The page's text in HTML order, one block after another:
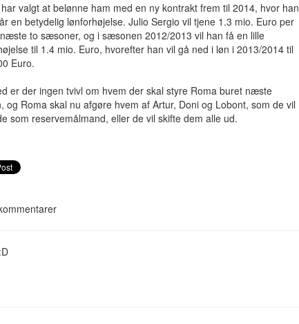
valgt at belønne ham med en ny kontrakt frem til 2014, hvor han
en betydelig lønforhøjelse. Julio Sergio vil tjene 1.3 mio. Euro per
to sæsoner, og i sæsonen 2012/2013 vil han få en lille
til 1.4 mio. Euro, hvorefter han vil gå ned i løn i 2013/2014 til
Euro.
er der ingen tvivl om hvem der skal styre Roma buret næste
og Roma skal nu afgøre hvem af Artur, Doni og Lobont, som de vil
som reservemålmand, eller de vil skifte dem alle ud.